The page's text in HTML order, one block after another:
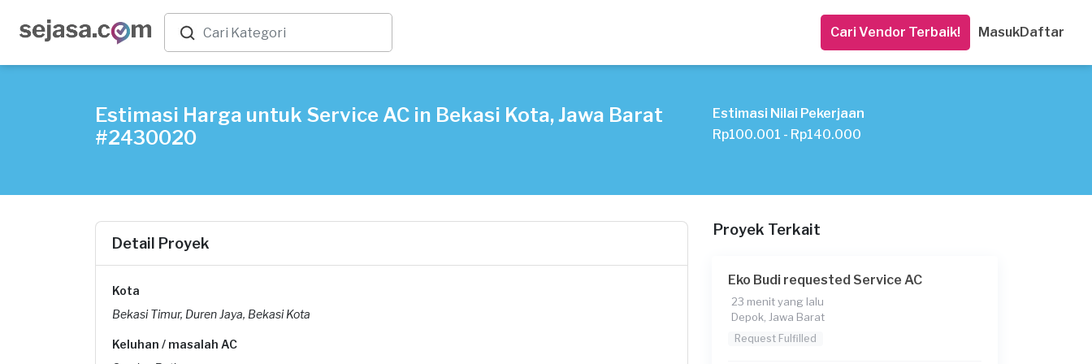
Cari Vendor Terbaik! MasukDaftar
Estimasi Harga untuk Service AC in Bekasi Kota, Jawa Barat
#2430020
Estimasi Nilai Pekerjaan
Rp100.001 - Rp140.000
Detail Proyek
Kota
Bekasi Timur, Duren Jaya, Bekasi Kota
Keluhan / masalah AC
Proyek Terkait
Eko Budi requested Service AC
23 menit yang lalu
Depok, Jawa Barat
Request Fulfilled